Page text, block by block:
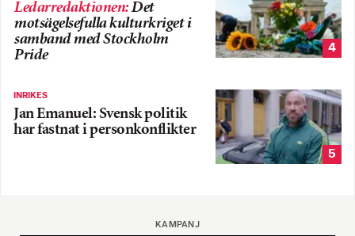
Ledarredaktionen:Det
motsägelsefulla kulturkriget i
samband med Stockholm
Pride
4
INRIKES
Jan Emanuel: Svensk politik
har fastnat i personkonflikter
5
KAMPANJ